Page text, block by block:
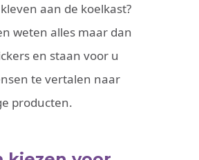
aan de koelkast?
weten alles maar dan
en staan voor u
te vertalen naar
producten.